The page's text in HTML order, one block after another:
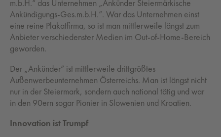
m.b.H.“ das Unternehmen „Ankünder Steiermärkische
Ankündigungs-Ges.m.b.H.“. War das Unternehmen einst
eine reine Plakatfirma, so ist man mittlerweile längst zum
Anbieter verschiedenster Medien im Out-of-Home-Bereich
geworden.
Der „Ankünder“ ist mittlerweile drittgrößtes
Außenwerbeunternehmen Österreichs. Man ist längst nicht
nur in der Steiermark, sondern auch national tätig und war
in den 90ern sogar Pionier in Slowenien und Kroatien.
Innovation ist Trumpf